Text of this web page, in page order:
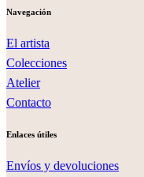
Navegación
El artista
Colecciones
Atelier
Contacto
Enlaces útiles
Envíos y devoluciones